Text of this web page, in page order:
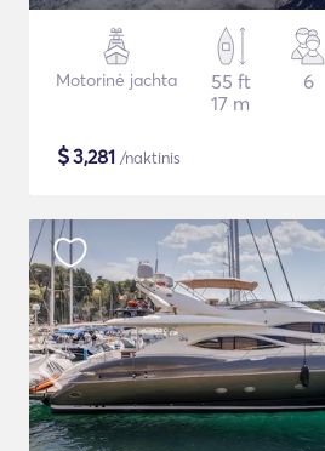
Motorinė jachta
55 ft
17 m
6
$3,281 /naktinis